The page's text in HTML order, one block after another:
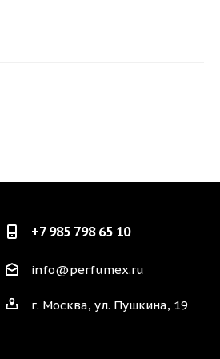
+7 985 798 65 10
info@perfumex.ru
г. Москва, ул. Пушкина, 19